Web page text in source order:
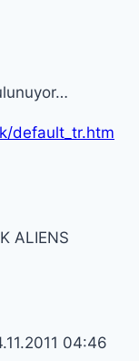
default_tr.htm
ALIENS
04:46